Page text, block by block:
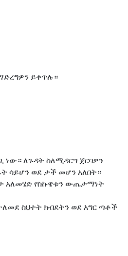
ይቀጥሉ።
ነው። ለጉዳት ስለሚዳርግ ጀርባዎን
ሳይሆን ወደ ታች መሆን አለበት።
አለመሄድ የስኩዌቱን ውጤታማነት
ስህተት ክብደትን ወደ እግር ጣቶች